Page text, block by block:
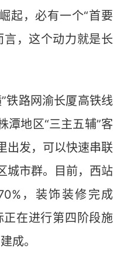
起，必有一个“首要
，这个动力就是长
路网渝长厦高铁线
潭地区“三主五辅”客
出发，可以快速串联
城市群。目前，西站
，装饰装修完成
正在进行第四阶段施
成。